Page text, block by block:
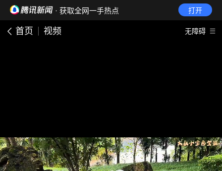
· 获取全网一手热点 打开
首页 视频 无障碍